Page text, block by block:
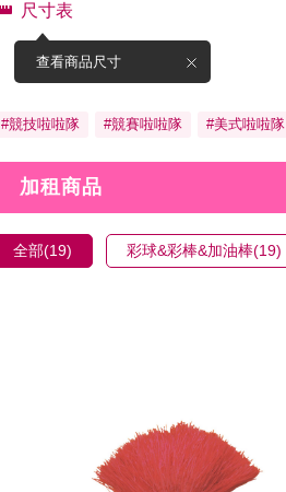
尺寸表
查看商品尺寸
#競技啦啦隊 #競賽啦啦隊 #美式啦啦隊
加租商品
全部(19) 彩球&彩棒&加油棒(19)